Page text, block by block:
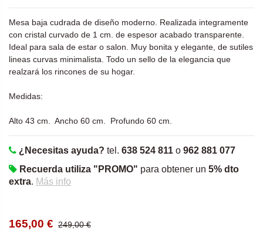
Mesa baja cudrada de diseño moderno. Realizada integramente
con cristal curvado de 1 cm. de espesor acabado transparente.
Ideal para sala de estar o salon. Muy bonita y elegante, de sutiles
lineas curvas minimalista. Todo un sello de la elegancia que
realzará los rincones de su hogar.
Medidas:
Alto 43 cm. Ancho 60 cm. Profundo 60 cm.
¿Necesitas ayuda? tel. 638 524 811 o 962 881 077
Recuerda utiliza "PROMO" para obtener un 5% dto
extra. Más info
165,00 € 249,00 €